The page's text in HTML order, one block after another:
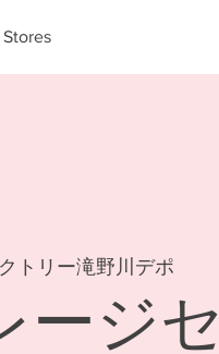
Stores
トリー滝野川デポ
ージセ